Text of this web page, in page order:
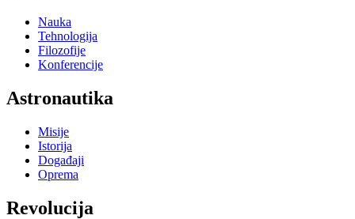
Nauka
Tehnologija
Filozofije
Konferencije
Astronautika
Misije
Istorija
Događaji
Oprema
Revolucija